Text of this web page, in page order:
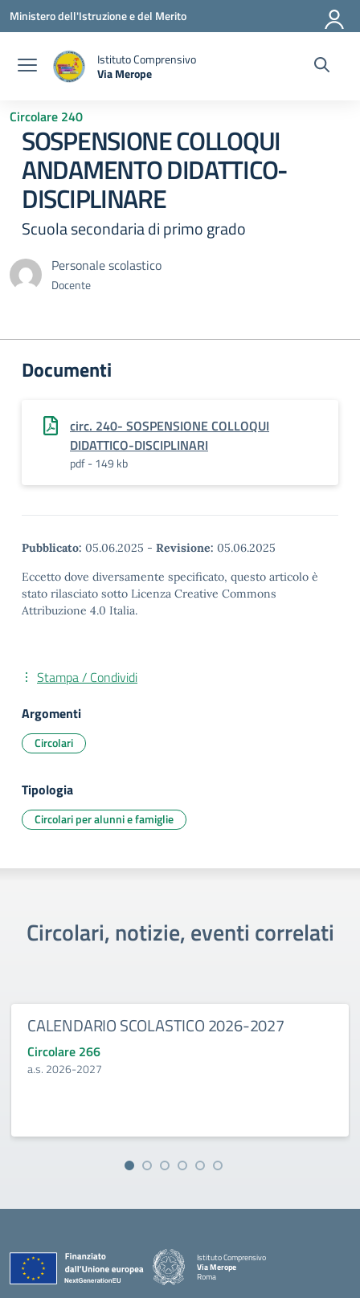
Vai ai contenuti
Vai al menu di navigazione
Vai al footer
Ministero dell'Istruzione e del Merito
Istituto Comprensivo
Via Merope
Circolare 240
SOSPENSIONE COLLOQUI
ANDAMENTO DIDATTICO-
DISCIPLINARE
Scuola secondaria di primo grado
Personale scolastico
Docente
Documenti
circ. 240- SOSPENSIONE COLLOQUI
DIDATTICO-DISCIPLINARI
pdf - 149 kb
Pubblicato: 05.06.2025 - Revisione: 05.06.2025
Eccetto dove diversamente specificato, questo articolo è
stato rilasciato sotto Licenza Creative Commons
Attribuzione 4.0 Italia.
Stampa / Condividi
Argomenti
Circolari
Tipologia
Circolari per alunni e famiglie
Circolari, notizie, eventi correlati
CALENDARIO SCOLASTICO 2026-2027
Circolare 266
a.s. 2026-2027
Istituto Comprensivo
Via Merope
Roma